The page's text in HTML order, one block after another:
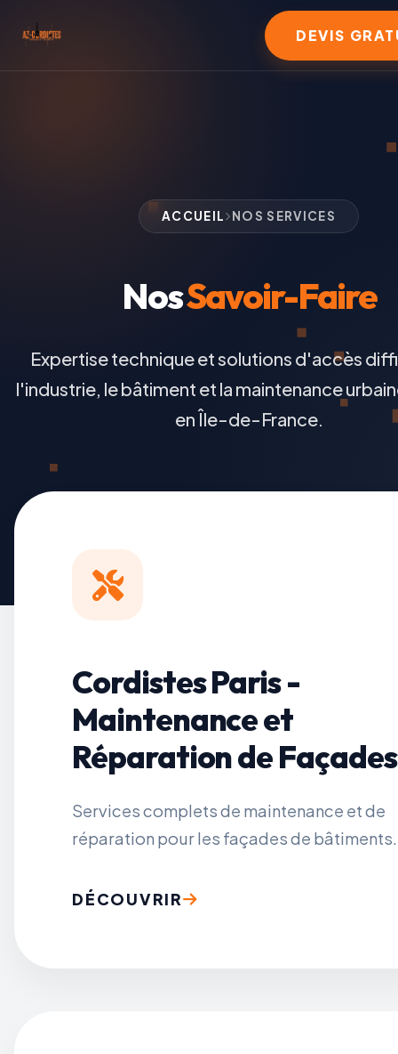
DEVIS
ACCUEIL NOS SERVICES
NosSavoir-Faire
Expertise technique et solutions d'accès
l'industrie, le bâtiment et la maintenance
en Île-de-France.
Cordistes Paris -
Maintenance et
Réparation de Façades
Services complets de maintenance et de
réparation pour les façades de bâtiments.
DÉCOUVRIR